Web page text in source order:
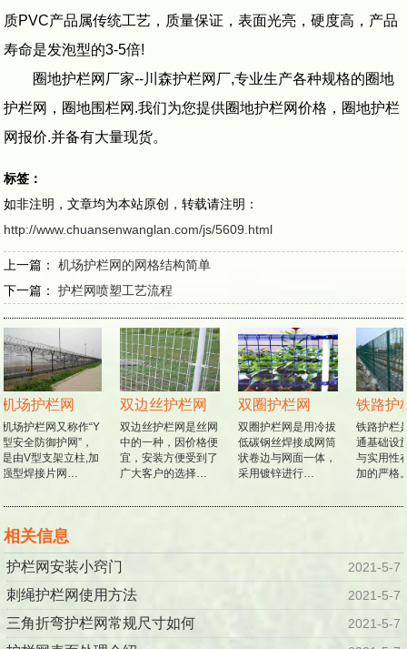
质PVC产品属传统工艺，质量保证，表面光亮，硬度高，产品
寿命是发泡型的3-5倍!
圈地护栏网厂家--川森护栏网厂,专业生产各种规格的圈地
护栏网，圈地围栏网.我们为您提供圈地护栏网价格，圈地护栏
网报价.并备有大量现货。
标签：
如非注明，文章均为本站原创，转载请注明：
http://www.chuansenwanglan.com/js/5609.html
上一篇：机场护栏网的网格结构简单
下一篇：护栏网喷塑工艺流程
场护栏网
场护栏网又称作“Y
安全防御护网”，
由V型支架立柱,加
型焊接片网…
双边丝护栏网
双边丝护栏网是丝网
中的一种，因价格便
宜，安装方便受到了
广大客户的选择…
双圈护栏网
双圈护栏网是用冷拔
低碳钢丝焊接成网筒
状卷边与网面一体，
采用镀锌进行…
铁路护
铁路护栏
通基础设
与实用性
加的严格
相关信息
护栏网安装小窍门 2021-5-7
刺绳护栏网使用方法 2021-5-7
三角折弯护栏网常规尺寸如何 2021-5-7